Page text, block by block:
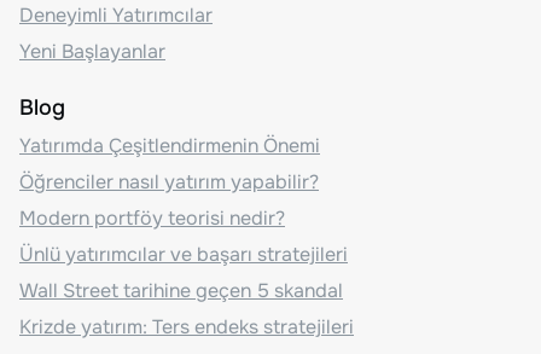
Deneyimli Yatırımcılar
Yeni Başlayanlar
Blog
Yatırımda Çeşitlendirmenin Önemi
Öğrenciler nasıl yatırım yapabilir?
Modern portföy teorisi nedir?
Ünlü yatırımcılar ve başarı stratejileri
Wall Street tarihine geçen 5 skandal
Krizde yatırım: Ters endeks stratejileri